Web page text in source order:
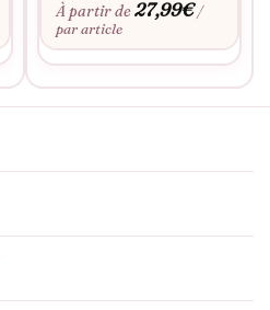
À partir de27,99€ /
par article